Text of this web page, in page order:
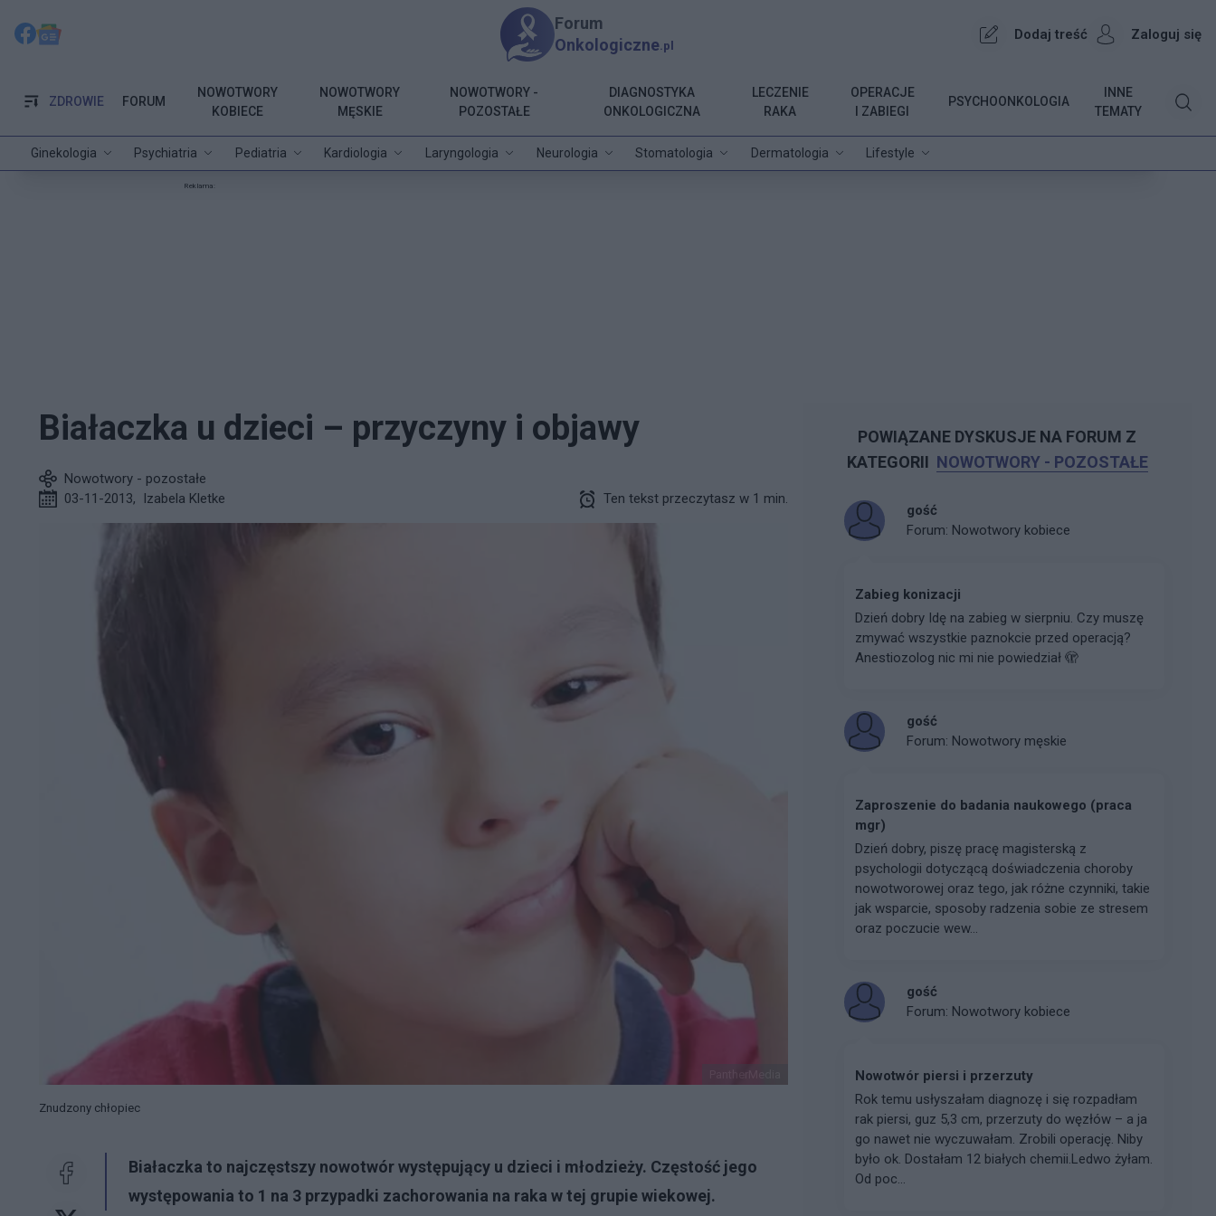
Forum
Onkologiczne .pl
Dodaj treść Zaloguj się
ZDROWIE
Ginekologia Psychiatria Pediatria Kardiologia Laryngologia Neurologia Stomatologia Dermatologia Lifestyle
FORUM
NOWOTWORY
KOBIECE
NOWOTWORY
MĘSKIE
NOWOTWORY -
POZOSTAŁE
DIAGNOSTYKA
ONKOLOGICZNA
LECZENIE
RAKA
OPERACJE
I ZABIEGI
PSYCHOONKOLOGIA
INNE
TEMATY
Reklama:
Białaczka u dzieci – przyczyny i objawy
Nowotwory - pozostałe
03-11-2013, Izabela Kletke Ten tekst przeczytasz w 1 min.
Znudzony chłopiec
Białaczka to najczęstszy nowotwór występujący u dzieci i młodzieży. Częstość jego
występowania to 1 na 3 przypadki zachorowania na raka w tej grupie wiekowej.
POWIĄZANE DYSKUSJE NA FORUM Z
KATEGORII NOWOTWORY - POZOSTAŁE
gość
Forum: Nowotwory kobiece
Zabieg konizacji
Dzień dobry Idę na zabieg w sierpniu. Czy muszę
zmywać wszystkie paznokcie przed operacją?
Anestiozolog nic mi nie powiedział 🫣
gość
Forum: Nowotwory męskie
Zaproszenie do badania naukowego (praca
mgr)
Dzień dobry, piszę pracę magisterską z
psychologii dotyczącą doświadczenia choroby
nowotworowej oraz tego, jak różne czynniki, takie
jak wsparcie, sposoby radzenia sobie ze stresem
oraz poczucie wew...
gość
Forum: Nowotwory kobiece
Nowotwór piersi i przerzuty
Rok temu usłyszałam diagnozę i się rozpadłam
rak piersi, guz 5,3 cm, przerzuty do węzłów – a ja
go nawet nie wyczuwałam. Zrobili operację. Niby
było ok. Dostałam 12 białych chemii.Ledwo żyłam.
Od poc...